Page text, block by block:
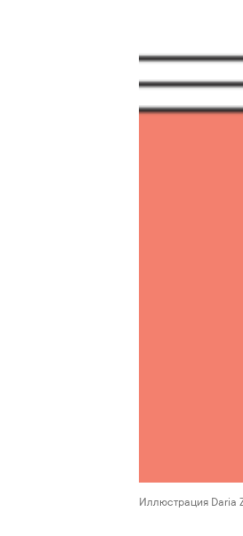
Иллюстрация Daria